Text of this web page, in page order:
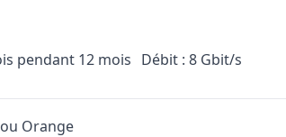
pendant 12 mois Débit : 8 Gbit/s
Orange